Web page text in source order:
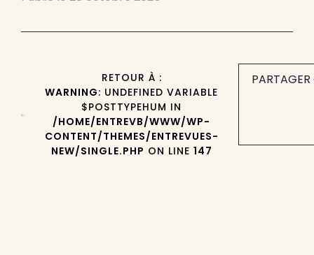
RETOUR À :
WARNING: UNDEFINED VARIABLE
$POSTTYPEHUM IN
/HOME/ENTREVB/WWW/WP-
CONTENT/THEMES/ENTREVUES-
NEW/SINGLE.PHP ON LINE 147